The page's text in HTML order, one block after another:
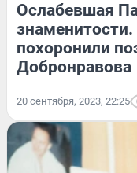
Ослабевшая
похоронили
Добронравова
20 сентября, 2023, 22:25